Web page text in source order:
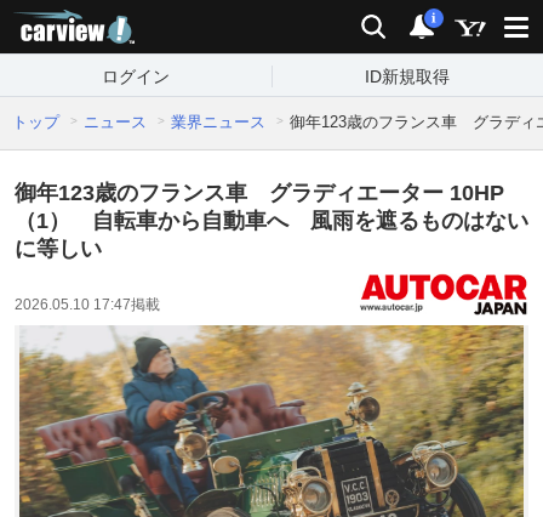
検索 通知
i
ログイン ID新規取得
トップ ニュース 業界ニュース 御年123歳のフランス車 グラデ
御年123歳のフランス車 グラディエーター 10HP
（1） 自転車から自動車へ 風雨を遮るものはない
に等しい
2026.05.10 17:47掲載